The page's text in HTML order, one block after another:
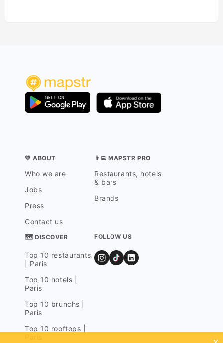
💛 ABOUT
Who we are
Jobs
Press
Contact us
👨‍💻 MAPSTR PRO
Restaurants, hotels
& bars
Brands
🗺 DISCOVER
Top 10 restaurants
| Paris
Top 10 hotels |
Paris
Top 10 brunchs |
Paris
Top 10 rooftops |
FOLLOW US